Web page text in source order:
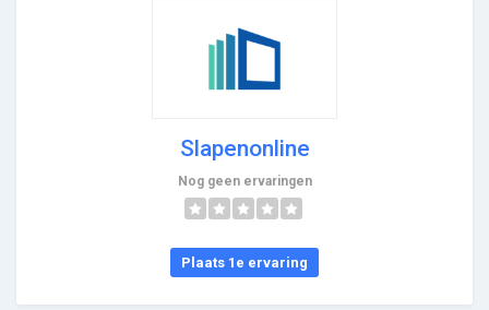
Slapenonline
Nog geen ervaringen
Plaats 1e ervaring